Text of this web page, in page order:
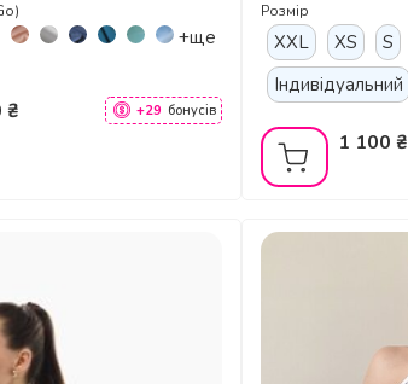
+ще
₴ +29 бонусів
Розмір
XXL XS S
Індивідуальний
1 100 ₴